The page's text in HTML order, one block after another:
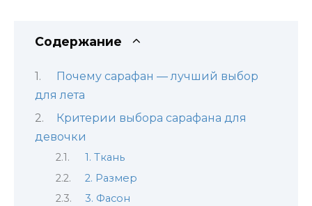
Содержание
Почему сарафан — лучший выбор
для лета
Критерии выбора сарафана для
девочки
1. Ткань
2. Размер
3. Фасон